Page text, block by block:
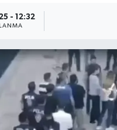
- 12:32